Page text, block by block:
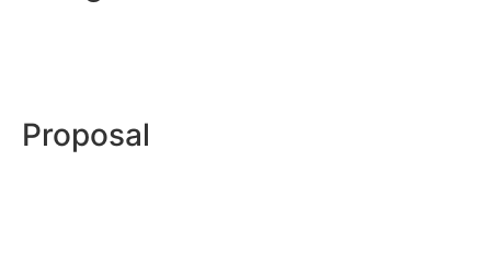
Proposal